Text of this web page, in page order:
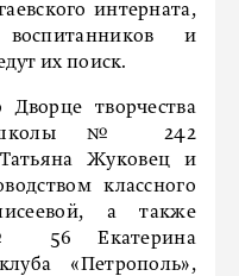
интерната,
и
их поиск.
творчества
школы № 242
Татьяна Жуковец и
классного
а также
56 Екатерина
«Петрополь»,